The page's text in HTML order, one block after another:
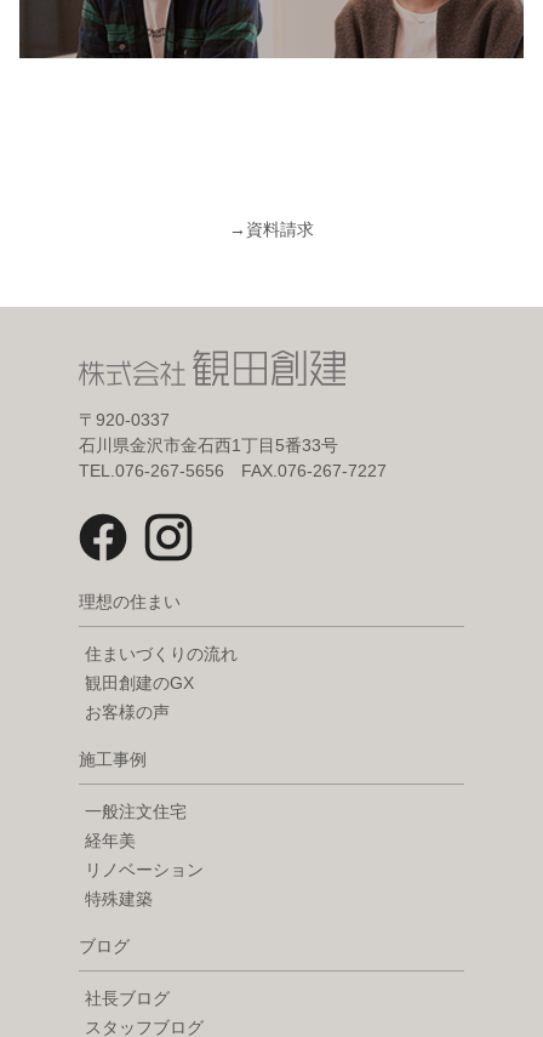
→ 資料請求
〒920-0337
石川県金沢市金石西1丁目5番33号
TEL.076-267-5656 FAX.076-267-7227
理想の住まい
住まいづくりの流れ
観田創建のGX
お客様の声
施工事例
一般注文住宅
経年美
リノベーション
特殊建築
ブログ
社長ブログ
スタッフブログ